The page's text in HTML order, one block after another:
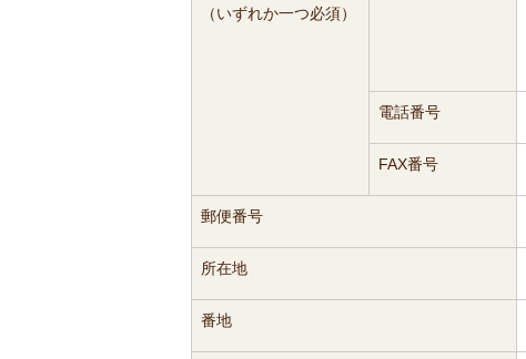
（いずれか一つ必須）
電話番号
FAX番号
郵便番号
所在地
番地